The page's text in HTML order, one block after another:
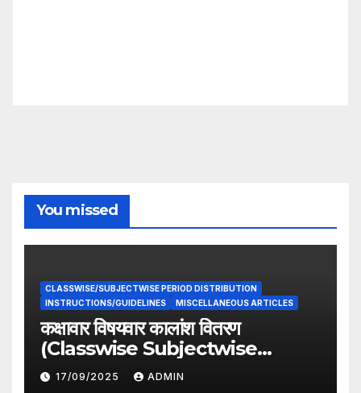
You missed
CLASSWISE/SUBJECTWISE PERIOD DISTRIBUTION
INSTRUCTIONS/GUIDELINES
MISCELLANEOUS ARTICLES
कक्षावार विषयवार कालांश वितरण
(Classwise Subjectwise
period distribution)
17/09/2025 ADMIN